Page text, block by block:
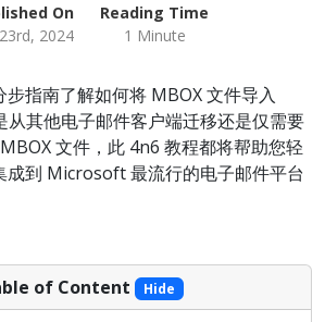
On
2024
Reading Time
1 Minute
步指南了解如何将 MBOX 文件导入
其他电子邮件客户端迁移还是仅需要
文件，此 4n6 教程都将帮助您轻
成到 Microsoft 最流行的电子邮件平台
of Content Hide